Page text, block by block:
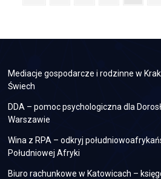
DAJ
Mediacje gospodarcze i rodzinne w
Świech
DDA – pomoc psychologiczna dla
Warszawie
Wina z RPA – odkryj
Południowej Afryki
Biuro rachunkowe w Katowicach –